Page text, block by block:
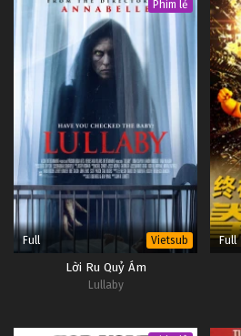
Phim lẻ
Full Vietsub
Lời Ru Quỷ Ám
Lullaby
Full